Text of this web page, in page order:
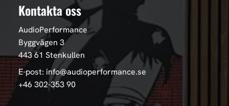
Kontakta oss
AudioPerformance
Byggvägen 3
443 61 Stenkullen
E-post: info@audioperformance.se
+46 302-353 90